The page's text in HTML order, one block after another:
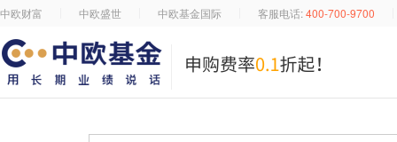
中欧财富 中欧盛世 中欧基金国际 客服电话:400-700-9700